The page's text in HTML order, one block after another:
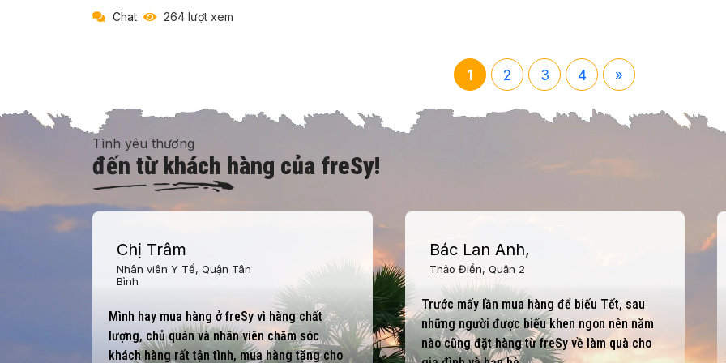
Chat 264 lượt xem
1 2 3 4 »
Tình yêu thương
đến từ khách hàng của freSy!
Bác Lan Anh,
Thảo Điền, Quận 2
Trước mấy lần mua hàng để biếu Tết, sau
những người được biếu khen ngon nên năm
nào cũng đặt hàng từ freSy về làm quà cho
Anh Minh
Lập trình viên, BMA E-
Cửa hàng có nhiều sản phẩm mà trước giờ
tôi không biết, ngon và chất lượng. Hàng
giao được bọc rất cẩn thận.